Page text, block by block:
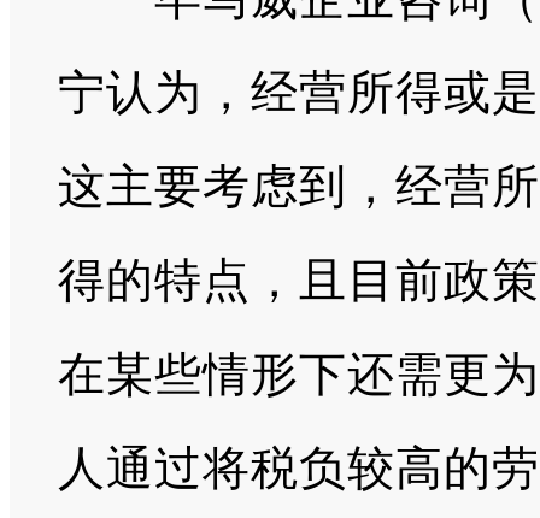
宁认为，经营所得或
这主要考虑到，经营
得的特点，且目前政
在某些情形下还需更
人通过将税负较高的